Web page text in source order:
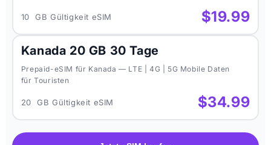
10 GB Gültigkeit eSIM $19.99
Kanada 20 GB 30 Tage
Prepaid-eSIM für Kanada — LTE | 4G | 5G Mobile Daten
für Touristen
20 GB Gültigkeit eSIM $34.99